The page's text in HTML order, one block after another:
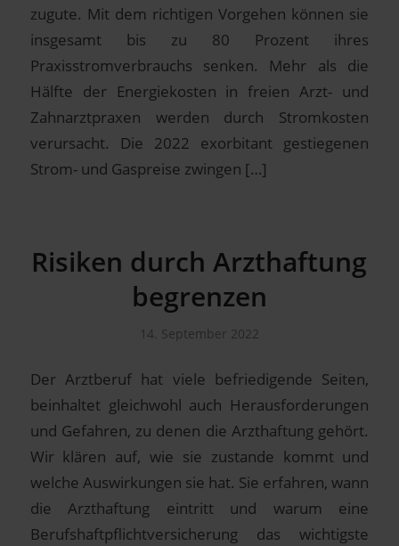
zugute. Mit dem richtigen Vorgehen können sie
insgesamt bis zu 80 Prozent ihres
Praxisstromverbrauchs senken. Mehr als die
Hälfte der Energiekosten in freien Arzt- und
Zahnarztpraxen werden durch Stromkosten
verursacht. Die 2022 exorbitant gestiegenen
Strom- und Gaspreise zwingen […]
Risiken durch Arzthaftung
begrenzen
14. September 2022
Der Arztberuf hat viele befriedigende Seiten,
beinhaltet gleichwohl auch Herausforderungen
und Gefahren, zu denen die Arzthaftung gehört.
Wir klären auf, wie sie zustande kommt und
welche Auswirkungen sie hat. Sie erfahren, wann
die Arzthaftung eintritt und warum eine
Berufshaftpflichtversicherung das wichtigste